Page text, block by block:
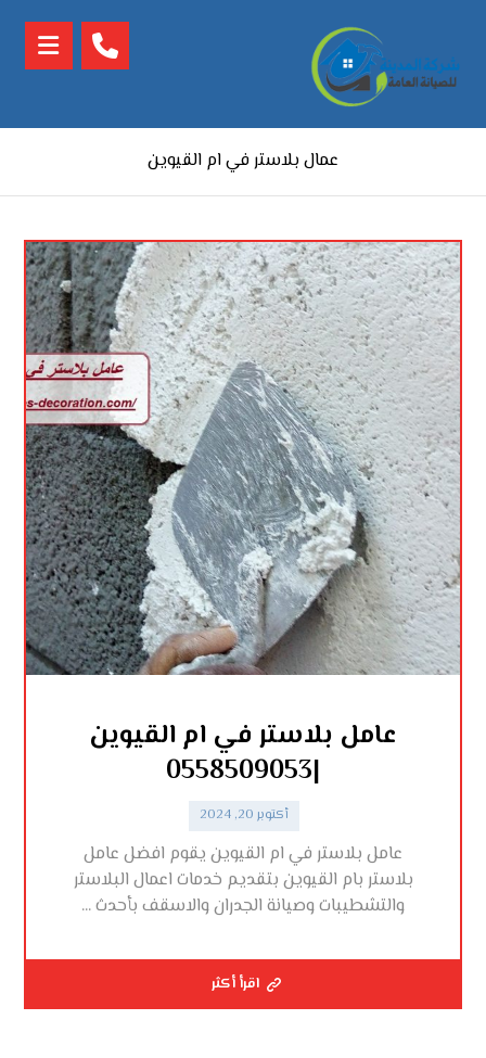
عمال بلاستر في ام القيوين
عامل بلاستر في ام القيوين
|0558509053
أكتوبر 20, 2024
عامل بلاستر في ام القيوين يقوم افضل عامل
بلاستر بام القيوين بتقديم خدمات اعمال البلاستر
والتشطيبات وصيانة الجدران والاسقف بأحدث ...
اقرأ أكثر